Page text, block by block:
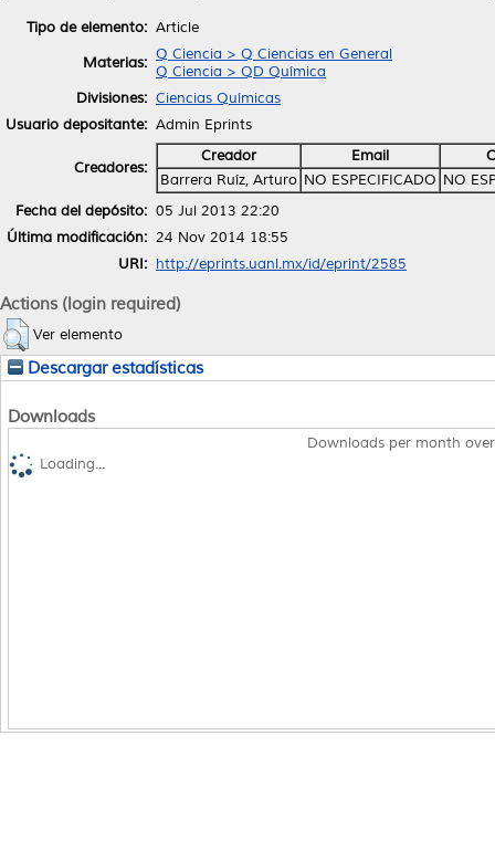
Tipo de elemento: Article
Materias: Q Ciencia > Q Ciencias en General
Q Ciencia > QD Química
Divisiones: Ciencias Químicas
Usuario depositante: Admin Eprints
Creadores:
Creador Email
Barrera Ruíz, Arturo NO ESPECIFICADO NO
Fecha del depósito: 05 Jul 2013 22:20
Última modificación: 24 Nov 2014 18:55
URI: http://eprints.uanl.mx/id/eprint/2585
Actions (login required)
Ver elemento
Descargar estadísticas
Downloads
Downloads per month
Loading...